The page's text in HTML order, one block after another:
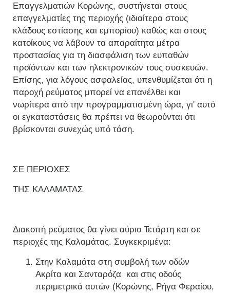
Επαγγελματιών Κορώνης, συστήνεται στους
επαγγελματίες της περιοχής (ιδιαίτερα στους
κλάδους εστίασης και εμπορίου) καθώς και στους
κατοίκους να λάβουν τα απαραίτητα μέτρα
προστασίας για τη διασφάλιση των ευπαθών
προϊόντων και των ηλεκτρονικών τους συσκευών.
Επίσης, για λόγους ασφαλείας, υπενθυμίζεται ότι η
παροχή ρεύματος μπορεί να επανέλθει και
νωρίτερα από την προγραμματισμένη ώρα, γι' αυτό
οι εγκαταστάσεις θα πρέπει να θεωρούνται ότι
βρίσκονται συνεχώς υπό τάση.
ΣΕ ΠΕΡΙΟΧΕΣ
ΤΗΣ ΚΑΛΑΜΑΤΑΣ
Διακοπή ρεύματος θα γίνει αύριο Τετάρτη και σε
περιοχές της Καλαμάτας. Συγκεκριμένα:
Στην Καλαμάτα στη συμβολή των οδών
Ακρίτα και Σανταρόζα και στις οδούς
περιμετρικά αυτών (Κορώνης, Ρήγα Φεραίου,